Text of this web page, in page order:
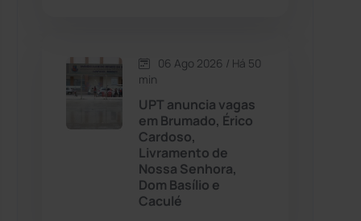
Caturama
Chapada Diamantina (430)
Contendas do Sincorá
06 Ago 2026 / Há 50
min
UPT anuncia vagas
em Brumado, Érico
Cardoso,
Livramento de
Nossa Senhora,
Dom Basílio e
Caculé